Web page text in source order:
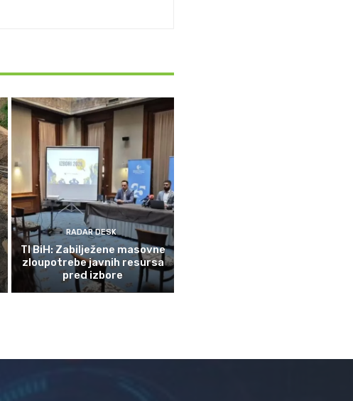
RADAR DESK
TI BiH: Zabilježene masovne
zloupotrebe javnih resursa
pred izbore